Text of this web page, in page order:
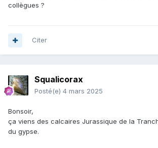
collègues ?
Citer
Squalicorax
Posté(e) 4 mars 2025
Bonsoir,
ça viens des calcaires Jurassique de la
du gypse.